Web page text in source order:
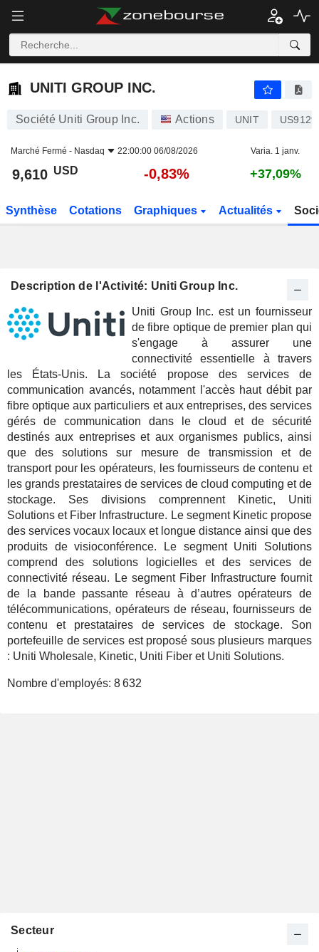
UNITI GROUP INC.
UNITI GROUP INC.
Société Uniti Group Inc. Actions UNIT
Marché Fermé - Nasdaq 22:00:00 06/08/2026 Varia. 1 janv.
9,610 USD -0,83% +37,09%
Synthèse Cotations Graphiques Actualités
Description de l'Activité: Uniti Group Inc.
Uniti Group Inc. est un fournisseur
de fibre optique de premier plan qui
s'engage à assurer une
connectivité essentielle à travers
les États-Unis. La société propose des services de
communication avancés, notamment l'accès haut débit par
fibre optique aux particuliers et aux entreprises, des services
gérés de communication dans le cloud et de sécurité
destinés aux entreprises et aux organismes publics, ainsi
que des solutions sur mesure de transmission et de
transport pour les opérateurs, les fournisseurs de contenu et
les grands prestataires de services de cloud computing et de
stockage. Ses divisions comprennent Kinetic, Uniti
Solutions et Fiber Infrastructure. Le segment Kinetic propose
des services vocaux locaux et longue distance ainsi que des
produits de visioconférence. Le segment Uniti Solutions
comprend des solutions logicielles et des services de
connectivité réseau. Le segment Fiber Infrastructure fournit
de la bande passante réseau à d’autres opérateurs de
télécommunications, opérateurs de réseau, fournisseurs de
contenu et prestataires de services de stockage. Son
portefeuille de services est proposé sous plusieurs marques
: Uniti Wholesale, Kinetic, Uniti Fiber et Uniti Solutions.
Nombre d'employés: 8 632
Secteur